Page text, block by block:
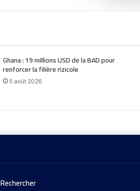
Ghana : 19 millions USD de la BAD pour
renforcer la filière rizicole
5 août 2026
Rechercher